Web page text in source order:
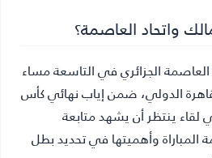
واتحاد العاصمة؟
العاصمة الجزائري في التاسعة مساء
الدولي، ضمن إياب نهائي كأس
لقاء ينتظر أن يشهد متابعة
المباراة وأهميتها في تحديد بطل